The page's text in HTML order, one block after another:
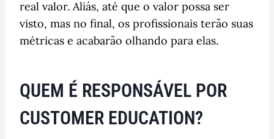
real valor. Aliás, até que o valor possa ser
visto, mas no final, os profissionais terão suas
métricas e acabarão olhando para elas.
QUEM É RESPONSÁVEL POR
CUSTOMER EDUCATION?